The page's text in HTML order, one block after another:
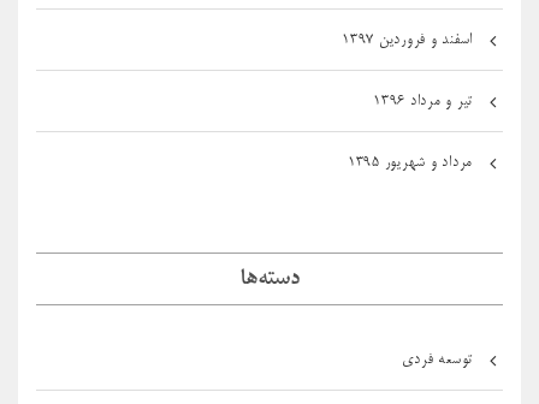
اسفند و فروردین ۱۳۹۷
تیر و مرداد ۱۳۹۶
مرداد و شهریور ۱۳۹۵
دسته‌ها
توسعه فردی